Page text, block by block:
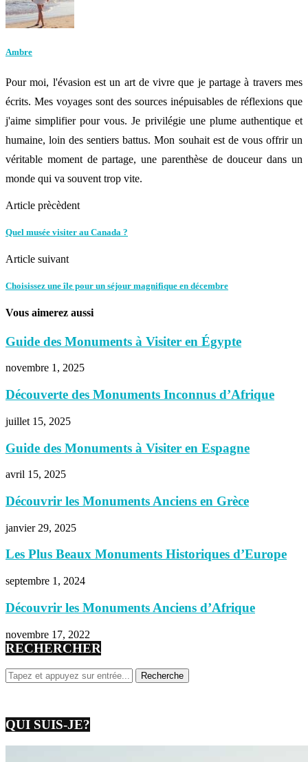
Ambre
Pour moi, l'évasion est un art de vivre que je partage à travers mes
écrits. Mes voyages sont des sources inépuisables de réflexions que
j'aime simplifier pour vous. Je privilégie une plume authentique et
humaine, loin des sentiers battus. Mon souhait est de vous offrir un
véritable moment de partage, une parenthèse de douceur dans un
monde qui va souvent trop vite.
Article prècèdent
Quel musée visiter au Canada ?
Article suivant
Choisissez une île pour un séjour magnifique en décembre
Vous aimerez aussi
Guide des Monuments à Visiter en Égypte
novembre 1, 2025
Découverte des Monuments Inconnus d’Afrique
juillet 15, 2025
Guide des Monuments à Visiter en Espagne
avril 15, 2025
Découvrir les Monuments Anciens en Grèce
janvier 29, 2025
Les Plus Beaux Monuments Historiques d’Europe
septembre 1, 2024
Découvrir les Monuments Anciens d’Afrique
novembre 17, 2022
RECHERCHER
QUI SUIS-JE?